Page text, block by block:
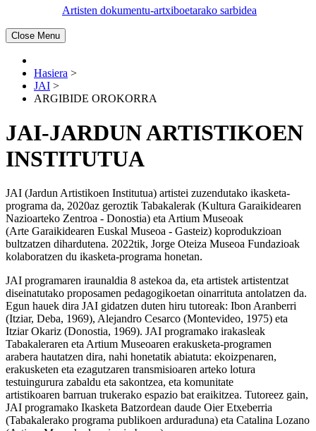
Artisten dokumentu-artxiboetarako sarbidea
Close Menu
Hasiera >
JAI >
ARGIBIDE OROKORRA
JAI-JARDUN ARTISTIKOEN
INSTITUTUA
JAI (Jardun Artistikoen Institutua) artistei zuzendutako ikasketa-
programa da, 2020az geroztik Tabakalerak (Kultura Garaikidearen
Nazioarteko Zentroa - Donostia) eta Artium Museoak
(Arte Garaikidearen Euskal Museoa - Gasteiz) koprodukzioan
bultzatzen dihardutena. 2022tik, Jorge Oteiza Museoa Fundazioak
kolaboratzen du ikasketa-programa honetan.
JAI programaren iraunaldia 8 astekoa da, eta artistek artistentzat
diseinatutako proposamen pedagogikoetan oinarrituta antolatzen da.
Egun hauek dira JAI gidatzen duten hiru tutoreak: Ibon Aranberri
(Itziar, Deba, 1969), Alejandro Cesarco (Montevideo, 1975) eta
Itziar Okariz (Donostia, 1969). JAI programako irakasleak
Tabakaleraren eta Artium Museoaren erakusketa-programen
arabera hautatzen dira, nahi honetatik abiatuta: ekoizpenaren,
erakusketen eta ezagutzaren transmisioaren arteko lotura
testuingurura zabaldu eta sakontzea, eta komunitate
artistikoaren barruan trukerako espazio bat eraikitzea. Tutoreez gain,
JAI programako Ikasketa Batzordean daude Oier Etxeberria
(Tabakalerako programa publikoen arduraduna) eta Catalina Lozano